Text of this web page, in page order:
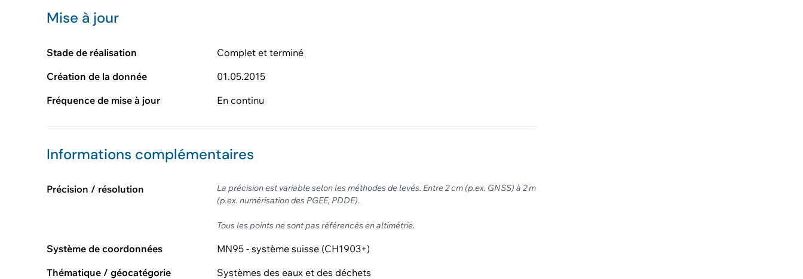
Mise à jour
Stade de réalisation
Complet et terminé
Création de la donnée
01.05.2015
Fréquence de mise à jour
En continu
Informations complémentaires
Précision / résolution
La précision est variable selon les méthodes de levés. Entre 2 cm (p.ex. GNSS) à 2 m
(p.ex. numérisation des PGEE, PDDE).
Tous les points ne sont pas référencés en altimétrie.
Système de coordonnées
MN95 - système suisse (CH1903+)
Thématique / géocatégorie
Systèmes des eaux et des déchets